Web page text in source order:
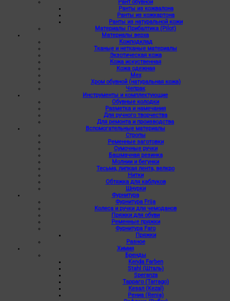
Рант обувной
Ранты из кожвалона
Ранты из кожкартона
Ранты из натуральной кожи
Материалы Прибалтика (Pilot)
Материалы верха
Кожподклад
Тканые и нетканые материалы
Экзотическая кожа
Кожа искуственная
Кожа одежная
Мех
Хром обувной (натуральная кожа)
Чепрак
Инструменты и комплектующие
Обувные колодки
Разметка и намечания
Для ручного творчества
Для ремонта и производства
Вспомогательные материалы
Стропы
Ременные заготовки
Сумочные ручки
Башмачная резинка
Молнии и бегунки
Тесьма, липкая лента, велкро
Нитки
Обтяжка для каблуков
Шнурки
Фурнитура
Фурнитура Frija
Колеса и ручки для чемоданов
Пряжки для обуви
Ременные пряжки
Фурнитура Faro
Пряжки
Разное
Химия
Бренды
Kenda Farben
Stahl (Шталь)
Speranza
Тарраго (Tarrago)
Кезал (Kezal)
Рениа (Renia)